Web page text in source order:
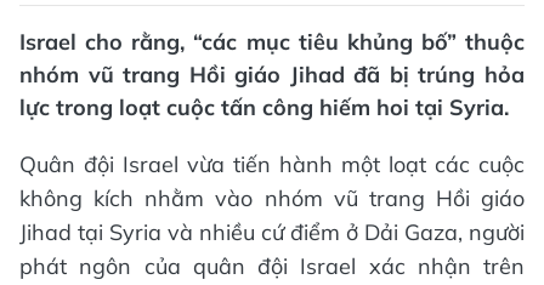
Israel cho rằng, “các mục tiêu khủng bố” thuộc
nhóm vũ trang Hồi giáo Jihad đã bị trúng hỏa
lực trong loạt cuộc tấn công hiếm hoi tại Syria.
Quân đội Israel vừa tiến hành một loạt các cuộc
không kích nhằm vào nhóm vũ trang Hồi giáo
Jihad tại Syria và nhiều cứ điểm ở Dải Gaza, người
phát ngôn của quân đội Israel xác nhận trên